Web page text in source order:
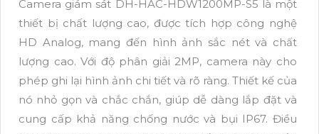
Camera giám sát DH-HAC-HDW1200MP-S5 là một
thiết bị chất lượng cao, được tích hợp công nghệ
HD Analog, mang đến hình ảnh sắc nét và chất
lượng cao. Với độ phân giải 2MP, camera này cho
phép ghi lại hình ảnh chi tiết và rõ ràng. Thiết kế của
nó nhỏ gọn và chắc chắn, giúp dễ dàng lắp đặt và
cung cấp khả năng chống nước và bụi IP67. Điều